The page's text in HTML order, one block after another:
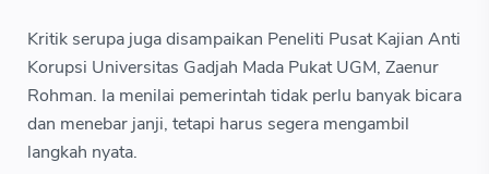
Kritik serupa juga disampaikan Peneliti Pusat Kajian Anti
Korupsi Universitas Gadjah Mada Pukat UGM, Zaenur
Rohman. Ia menilai pemerintah tidak perlu banyak bicara
dan menebar janji, tetapi harus segera mengambil
langkah nyata.